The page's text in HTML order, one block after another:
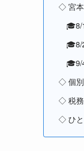
◇ 宮本
🎓8/
🎓8/
🎓9/
◇ 個別
◇ 税務
◇ ひと